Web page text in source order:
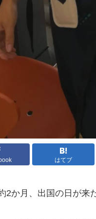
はてブ
か月、出国の日が来た